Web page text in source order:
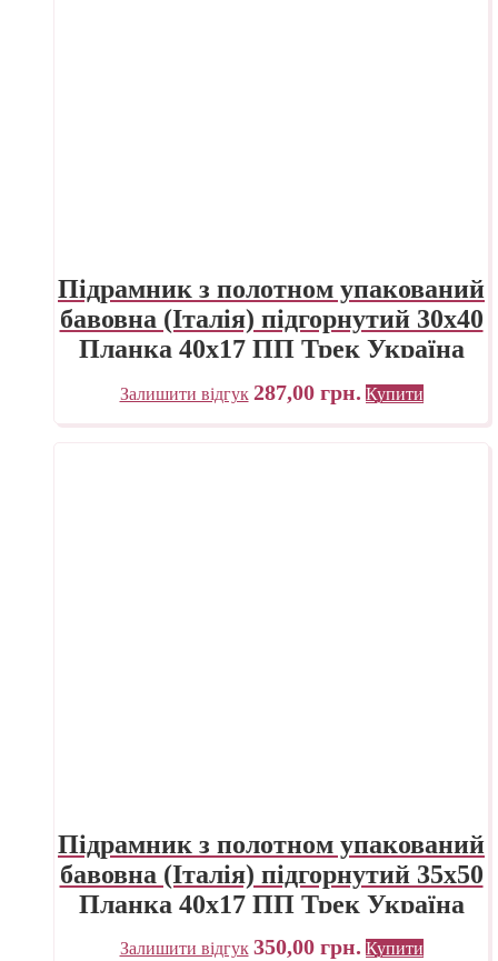
Підрамник з полотном упакований
бавовна (Італія) підгорнутий 30х40
Планка 40х17 ПП Трек Україна
Залишити відгук 287,00 грн. Купити
Підрамник з полотном упакований
бавовна (Італія) підгорнутий 35х50
Планка 40х17 ПП Трек Україна
Залишити відгук 350,00 грн. Купити